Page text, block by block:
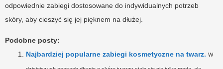
odpowiednie zabiegi dostosowane do indywidualnych potrzeb
skóry, aby cieszyć się jej pięknem na dłużej.
Podobne posty:
Najbardziej popularne zabiegi kosmetyczne na twarz. W